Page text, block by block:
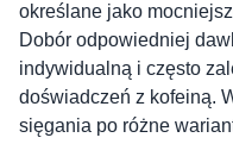
określane jako
Dobór odpowiedniej
indywidualną i często
doświadczeń z kofeiną.
sięgania po różne